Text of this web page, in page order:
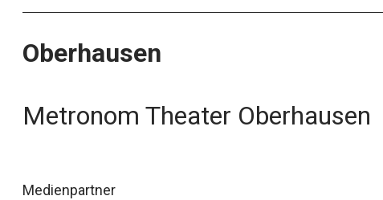
Oberhausen
Metronom Theater Oberhausen
Medienpartner